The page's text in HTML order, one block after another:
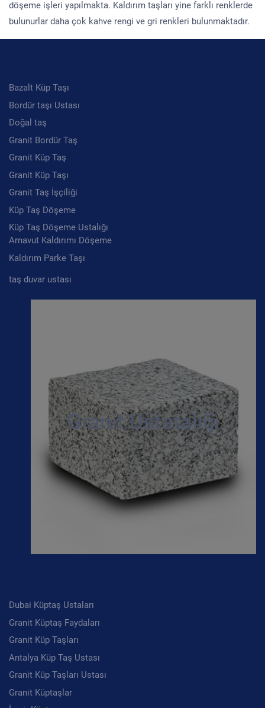
döşeme işleri yapılmakta. Kaldırım taşları yine farklı renklerde
bulunurlar daha çok kahve rengi ve gri renkleri bulunmaktadır.
Bazalt Küp Taşı
Bordür taşı Ustası
Doğal taş
Granit Bordür Taş
Granit Küp Taş
Granit Küp Taşı
Granit Taş İşçiliği
Küp Taş Döşeme
Küp Taş Döşeme Ustalığı
Arnavut Kaldırımı Döşeme
Kaldırım Parke Taşı
taş duvar ustası
Granit Ustatalığı
Dubai Küptaş Ustaları
Granit Küptaş Faydaları
Granit Küp Taşları
Antalya Küp Taş Ustası
Granit Küp Taşları Ustası
Granit Küptaşlar